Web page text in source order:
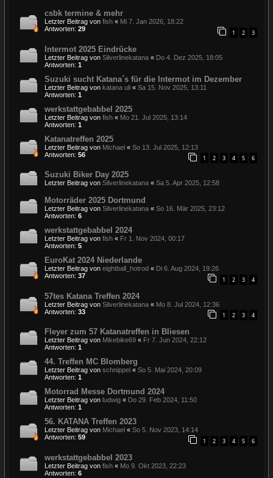
csbk termine & mehr
Letzter Beitrag von fish « Mi 7. Jan 2026, 18:22
Antworten: 29 1 2 3
Intermot 2025 Eindrücke
Letzter Beitrag von Silverlinekatana « Do 4. Dez 2025, 18:05
Antworten: 1
Suzuki sucht Katana´s für die Intermot im Dezember
Letzter Beitrag von katana uli « Sa 15. Nov 2025, 13:11
Antworten: 1
werkstattgebabbel 2025
Letzter Beitrag von fish « Mo 21. Jul 2025, 13:14
Antworten: 1
Katanatreffen 2025
Letzter Beitrag von Michael « So 13. Jul 2025, 12:13
Antworten: 56 1 2 3 4 5 6
Suzuki Biker Day 2025
Letzter Beitrag von Silverlinekatana « Sa 5. Apr 2025, 12:58
Motorräder 2025 Dortmund
Letzter Beitrag von Silverlinekatana « So 16. Mär 2025, 23:12
Antworten: 6
werkstattgebabbel 2024
Letzter Beitrag von fish « Fr 1. Nov 2024, 00:17
Antworten: 5
EuroKat 2024 Niederlande
Letzter Beitrag von eightball_hotrod « Di 6. Aug 2024, 19:26
Antworten: 37 1 2 3 4
57tes Katana Treffen 2024
Letzter Beitrag von Silverlinekatana « Mo 8. Jul 2024, 12:36
Antworten: 33 1 2 3 4
Fleyer zum 57 Katanatreffen in Bliesen
Letzter Beitrag von Mikebike69 « Fr 7. Jun 2024, 22:12
Antworten: 1
44. Treffen MC Blomberg
Letzter Beitrag von schnippel « So 5. Mai 2024, 20:09
Antworten: 1
Motorrad Messe Dortmund 2024
Letzter Beitrag von ludwig « Do 29. Feb 2024, 11:50
Antworten: 1
56. KATANA Treffen 2023
Letzter Beitrag von Michael « So 5. Nov 2023, 14:14
Antworten: 59 1 2 3 4 5 6
werkstattgebabbel 2023
Letzter Beitrag von fish « Mo 9. Okt 2023, 22:23
Antworten: 6